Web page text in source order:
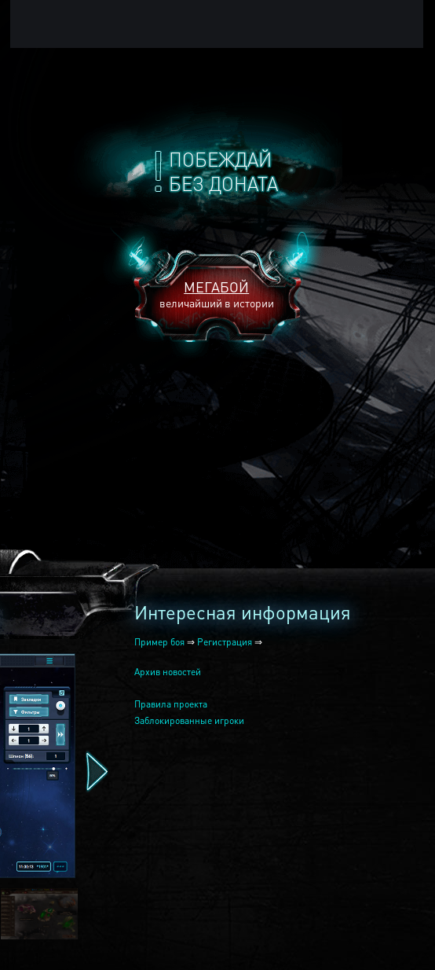
ПОБЕЖДАЙ
БЕЗ ДОНАТА
МЕГАБОЙ
величайший в истории
2240
Интересная информация
Пример боя ⇒ Регистрация ⇒
Архив новостей
Правила проекта
Заблокированные игроки